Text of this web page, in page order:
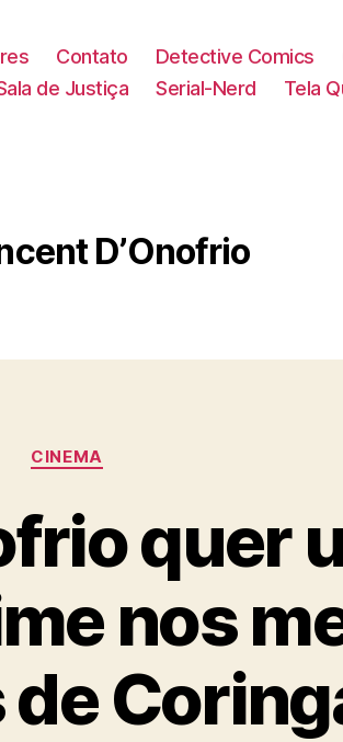
Contato Detective Comics
de Justiça Serial-Nerd Tela
D’Onofrio
Categorias
CINEMA
quer
nos